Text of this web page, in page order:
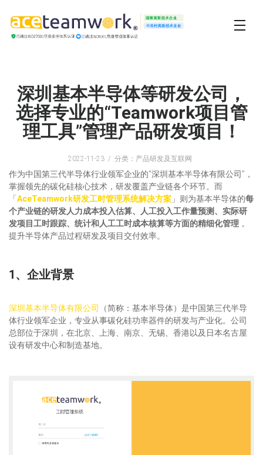
深圳基本半导体等研发公司，
选择专业的“Teamwork项目管
理工具”管理产品研发项目！
2022-11-23 分类：产品研发及互联网
作为中国第三代半导体行业领军企业的“深圳基本半导体有限公司”，
掌握领先的碳化硅核心技术，研发覆盖产业链各个环节。而
「 AceTeamwork研发工时管理系统解决方案 」则为基本半导体的每
个产业链的研发人力成本投入估算、人工投入工作量预测、实际研
发项目工时跟踪、统计和人工工时成本核算等方面的精细化管理 ，
提升半导体产品过程研发及项目交付效率。
1、企业背景
深圳基本半导体有限公司
（简称：基本半导体）是中国第三代半导
体行业领军企业，专业从事碳化硅功率器件的研发与产业化。公司
总部位于深圳，在北京、上海、南京、无锡、香港以及日本名古屋
设有研发中心和制造基地。